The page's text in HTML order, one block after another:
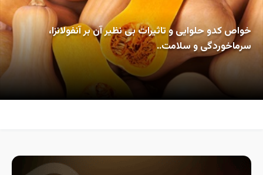
خواص کدو حلوایی و تاثیرات بی نظیر آن بر آنفولانزا،
سرماخوردگی و سلامت..